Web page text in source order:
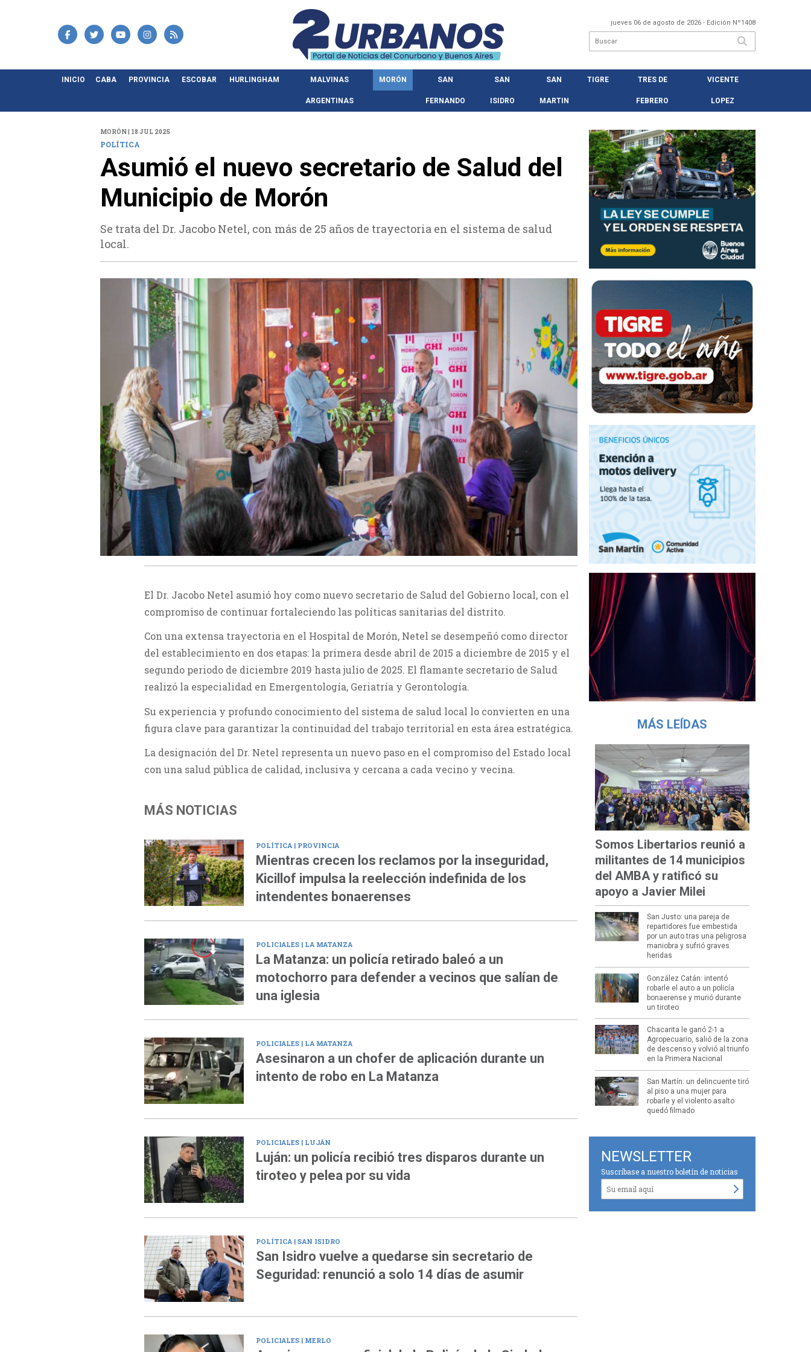
jueves 06 de agosto de 2026 - Edición Nº1408
INICIO CABA PROVINCIA ESCOBAR HURLINGHAM MALVINAS
ARGENTINAS
MORÓN SAN
FERNANDO
SAN
ISIDRO
SAN
MARTIN
TIGRE TRES DE
FEBRERO
VICENTE
LOPEZ
MORÓN | 18 JUL 2025
POLÍTICA
Asumió el nuevo secretario de Salud del
Municipio de Morón
Se trata del Dr. Jacobo Netel, con más de 25 años de trayectoria en el sistema de salud
local.
El Dr. Jacobo Netel asumió hoy como nuevo secretario de Salud del Gobierno local, con el
compromiso de continuar fortaleciendo las políticas sanitarias del distrito.
Con una extensa trayectoria en el Hospital de Morón, Netel se desempeñó como director
del establecimiento en dos etapas: la primera desde abril de 2015 a diciembre de 2015 y el
segundo periodo de diciembre 2019 hasta julio de 2025. El flamante secretario de Salud
realizó la especialidad en Emergentología, Geriatría y Gerontología.
Su experiencia y profundo conocimiento del sistema de salud local lo convierten en una
figura clave para garantizar la continuidad del trabajo territorial en esta área estratégica.
La designación del Dr. Netel representa un nuevo paso en el compromiso del Estado local
con una salud pública de calidad, inclusiva y cercana a cada vecino y vecina.
MÁS NOTICIAS
POLÍTICA | PROVINCIA
Mientras crecen los reclamos por la inseguridad,
Kicillof impulsa la reelección indefinida de los
intendentes bonaerenses
POLICIALES | LA MATANZA
La Matanza: un policía retirado baleó a un
motochorro para defender a vecinos que salían de
una iglesia
POLICIALES | LA MATANZA
Asesinaron a un chofer de aplicación durante un
intento de robo en La Matanza
POLICIALES | LUJÁN
Luján: un policía recibió tres disparos durante un
tiroteo y pelea por su vida
POLÍTICA | SAN ISIDRO
San Isidro vuelve a quedarse sin secretario de
Seguridad: renunció a solo 14 días de asumir
POLICIALES | MERLO
MÁS LEÍDAS
Somos Libertarios reunió a
militantes de 14 municipios
del AMBA y ratificó su
apoyo a Javier Milei
San Justo: una pareja de
repartidores fue embestida
por un auto tras una peligrosa
maniobra y sufrió graves
heridas
González Catán: intentó
robarle el auto a un policía
bonaerense y murió durante
un tiroteo
Chacarita le ganó 2-1 a
Agropecuario, salió de la zona
de descenso y volvió al triunfo
en la Primera Nacional
San Martín: un delincuente tiró
al piso a una mujer para
robarle y el violento asalto
quedó filmado
NEWSLETTER
Suscríbase a nuestro boletín de noticias